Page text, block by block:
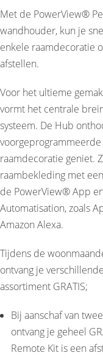
Met de PowerView®
wandhouder, kun je
enkele raamdecoratie
afstellen.
Voor het ultieme
vormt het centrale
systeem. De Hub
voorgeprogrammeerde
raamdecoratie geniet.
raambekleding met
de PowerView® App
Automatisation, zoals
Amazon Alexa.
Tijdens de
ontvang je
assortiment GRATIS;
Bij aanschaf van
ontvang je geheel
Remote Kit is een